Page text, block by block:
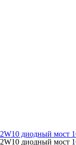
2W10 диодный мост
2W10 диодный мост